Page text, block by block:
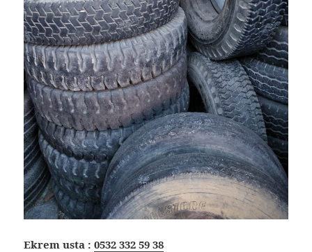
Ekrem usta :0532 332 59 38